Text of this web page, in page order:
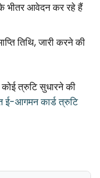
भीतर आवेदन कर रहे हैं
तिथि, जारी करने की
त्रुटि सुधारने की
ई-आगमन कार्ड त्रुटि